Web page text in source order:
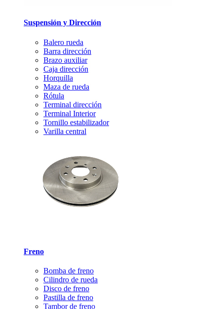
Suspensión y Dirección
Balero rueda
Barra dirección
Brazo auxiliar
Caja dirección
Horquilla
Maza de rueda
Rótula
Terminal dirección
Terminal Interior
Tornillo estabilizador
Varilla central
Freno
Bomba de freno
Cilindro de rueda
Disco de freno
Pastilla de freno
Tambor de freno